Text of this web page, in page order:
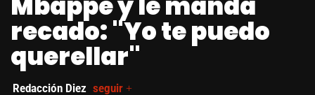
recado: "Yo te puedo
querellar"
Redacción Diez seguir +